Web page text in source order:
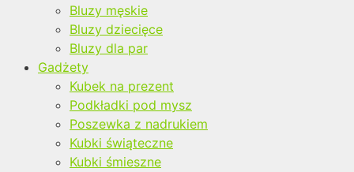
Bluzy męskie
Bluzy dziecięce
Bluzy dla par
Gadżety
Kubek na prezent
Podkładki pod mysz
Poszewka z nadrukiem
Kubki świąteczne
Kubki śmieszne